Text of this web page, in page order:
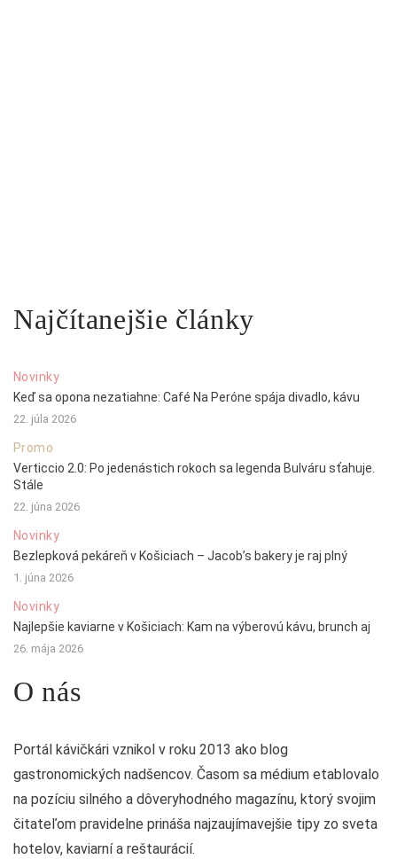
Najčítanejšie články
Novinky
Keď sa opona nezatiahne: Café Na Peróne spája divadlo, kávu
22. júla 2026
Promo
Verticcio 2.0: Po jedenástich rokoch sa legenda Bulváru sťahuje.
Stále
22. júna 2026
Novinky
Bezlepková pekáreň v Košiciach – Jacob’s bakery je raj plný
1. júna 2026
Novinky
Najlepšie kaviarne v Košiciach: Kam na výberovú kávu, brunch aj
26. mája 2026
O nás
Portál kávičkári vznikol v roku 2013 ako blog
gastronomických nadšencov. Časom sa médium etablovalo
na pozíciu silného a dôveryhodného magazínu, ktorý svojim
čitateľom pravidelne prináša najzaujímavejšie tipy zo sveta
hotelov, kaviarní a reštaurácií.